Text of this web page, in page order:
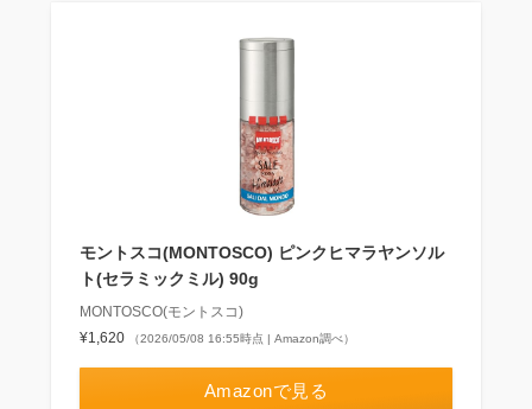
モントスコ(MONTOSCO) ピンクヒマラヤンソル
ト(セラミックミル) 90g
MONTOSCO(モントスコ)
¥1,620
（2026/05/08 16:55時点 | Amazon調べ）
Amazonで見る